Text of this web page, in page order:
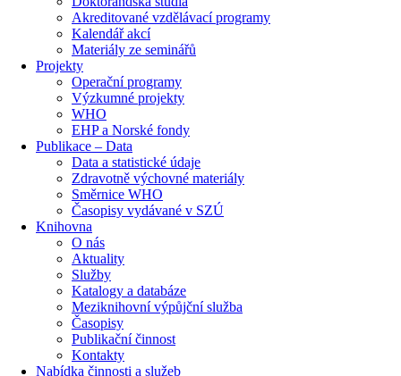
Akreditované vzdělávací programy
Kalendář akcí
Materiály ze seminářů
Projekty
Operační programy
Výzkumné projekty
WHO
EHP a Norské fondy
Publikace – Data
Data a statistické údaje
Zdravotně výchovné materiály
Směrnice WHO
Časopisy vydávané v SZÚ
Knihovna
O nás
Aktuality
Služby
Katalogy a databáze
Meziknihovní výpůjční služba
Časopisy
Publikační činnost
Kontakty
Nabídka činnosti a služeb